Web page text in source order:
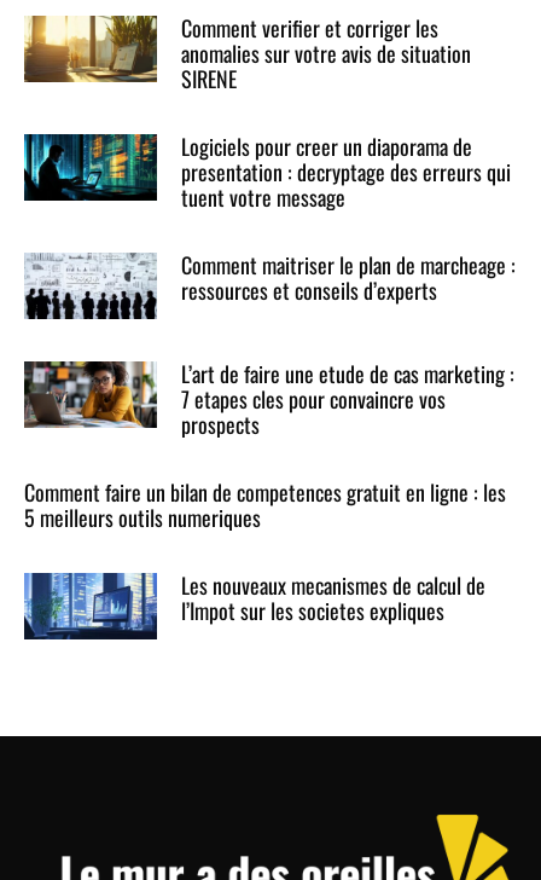
Comment verifier et corriger les
anomalies sur votre avis de situation
SIRENE
Logiciels pour creer un diaporama de
presentation : decryptage des erreurs qui
tuent votre message
Comment maitriser le plan de marcheage :
ressources et conseils d’experts
L’art de faire une etude de cas marketing :
7 etapes cles pour convaincre vos
prospects
Comment faire un bilan de competences gratuit en ligne : les
5 meilleurs outils numeriques
Les nouveaux mecanismes de calcul de
l’Impot sur les societes expliques